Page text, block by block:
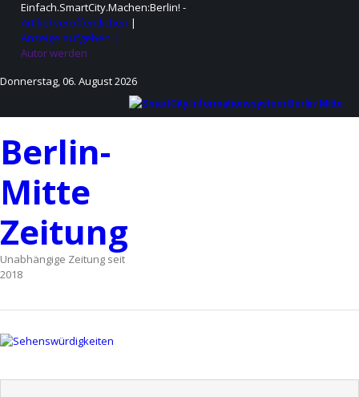
content
Einfach.SmartCity.Machen:Berlin! -
Artikel veröffentlichen |
Anzeige aufgeben |
Autor werden
Donnerstag, 06. August 2026
Berlin-
Mitte
Zeitung
Unabhängige Zeitung seit
2018